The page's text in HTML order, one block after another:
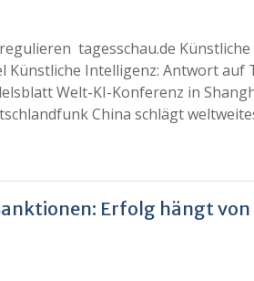
tagesschau.de
Intelligenz: Antwort auf
Welt-KI-Konferenz in
China schlägt
Erfolg hängt